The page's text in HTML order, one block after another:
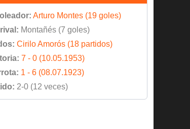
Arturo Montes (19 goles)
Montañés (7 goles)
Cirilo Amorós (18 partidos)
7 - 0 (10.05.1953)
1 - 6 (08.07.1923)
2-0 (12 veces)